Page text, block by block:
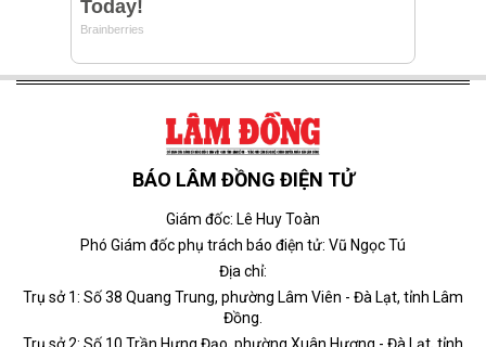
BÁO LÂM ĐỒNG ĐIỆN TỬ
Giám đốc: Lê Huy Toàn
Phó Giám đốc phụ trách báo điện tử: Vũ Ngọc Tú
Địa chỉ:
Trụ sở 1: Số 38 Quang Trung, phường Lâm Viên - Đà Lạt, tỉnh Lâm
Đồng.